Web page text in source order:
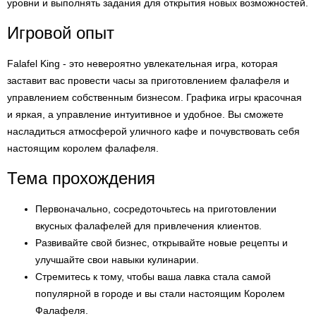
уровни и выполнять задания для открытия новых возможностей.
Игровой опыт
Falafel King - это невероятно увлекательная игра, которая
заставит вас провести часы за приготовлением фалафеля и
управлением собственным бизнесом. Графика игры красочная
и яркая, а управление интуитивное и удобное. Вы сможете
насладиться атмосферой уличного кафе и почувствовать себя
настоящим королем фалафеля.
Тема прохождения
Первоначально, сосредоточьтесь на приготовлении
вкусных фалафелей для привлечения клиентов.
Развивайте свой бизнес, открывайте новые рецепты и
улучшайте свои навыки кулинарии.
Стремитесь к тому, чтобы ваша лавка стала самой
популярной в городе и вы стали настоящим Королем
Фалафеля.